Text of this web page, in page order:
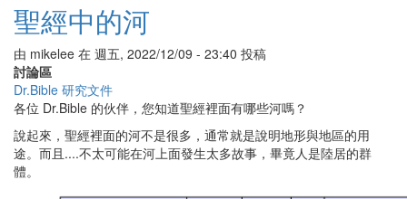
降
與
燭
聖經中的河
由 mikelee 在 週五, 2022/12/09 - 23:40 投稿
討論區
Dr.Bible 研究文件
各位 Dr.Bible 的伙伴，您知道聖經裡面有哪些河嗎？
說起來，聖經裡面的河不是很多，通常就是說明地形與地區的用
途。而且....不太可能在河上面發生太多故事，畢竟人是陸居的群
體。